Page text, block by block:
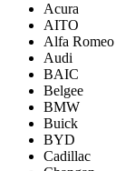
Acura
AITO
Alfa Romeo
Audi
BAIC
Belgee
BMW
Buick
BYD
Cadillac